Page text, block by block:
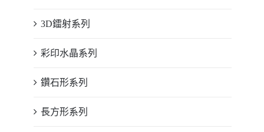
3D鐳射系列
彩印水晶系列
鑽石形系列
長方形系列